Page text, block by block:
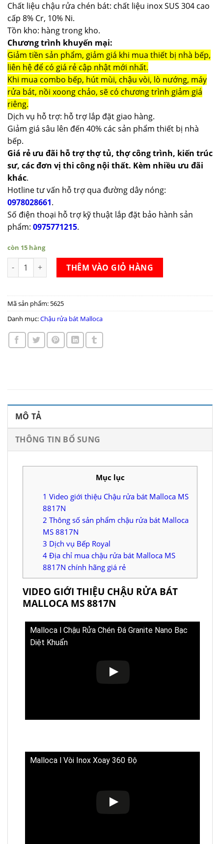
Chất liệu chậu rửa chén bát: chất liệu inox SUS 304 cao
cấp 8% Cr, 10% Ni.
Tồn kho: hàng trong kho.
Chương trình khuyến mại:
Giảm tiền sản phẩm, giảm giá khi mua thiết bị nhà bếp,
liên hệ để có giá rẻ cập nhật mới nhất.
Khi mua combo bếp, hút mùi, chậu vòi, lò nướng, máy
rửa bát, nồi xoong chảo, sẽ có chương trình giảm giá
riêng.
Dịch vụ hỗ trợ: hỗ trợ lắp đặt giao hàng.
Giảm giá sâu lên đến 40% các sản phẩm thiết bị nhà
bếp.
Giá rẻ ưu đãi hỗ trợ thợ tủ, thợ công trình, kiến trúc
sư, các đơn vị thi công nội thất. Kèm nhiều ưu đãi
khác.
Hotline tư vấn hỗ trợ qua đường dây nóng:
0978028661.
Số điện thoại hỗ trợ kỹ thuật lắp đặt bảo hành sản
phẩm: 0975771215.
còn 15 hàng
Chậu rửa bát Malloca MS 8817N số lượng
THÊM VÀO GIỎ HÀNG
Mã sản phẩm: 5625
Danh mục:Chậu rửa bát Malloca
MÔ TẢ
THÔNG TIN BỔ SUNG
Mục lục
1 Video giới thiệu Chậu rửa bát Malloca MS
8817N
2 Thông số sản phẩm chậu rửa bát Malloca
MS 8817N
3 Dịch vụ Bếp Royal
4 Địa chỉ mua chậu rửa bát Malloca MS
8817N chính hãng giá rẻ
VIDEO GIỚI THIỆU CHẬU RỬA BÁT
MALLOCA MS 8817N
Malloca l Chậu Rửa Chén Đá Granite Nano Bạc
Diệt Khuẩn
Malloca l Vòi Inox Xoay 360 Độ